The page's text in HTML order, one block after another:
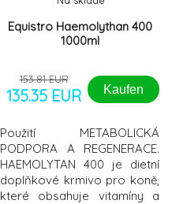
Equistro Haemolythan 400
1000ml
153.81 EUR
135.35 EUR Kaufen
Použití METABOLICKÁ
PODPORA A REGENERACE.
HAEMOLYTAN 400 je dietní
doplňkové krmivo pro koně,
které obsahuje vitamíny a